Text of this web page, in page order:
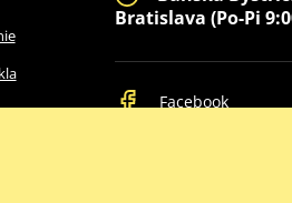
Bratislava (Po-Pi
Facebook